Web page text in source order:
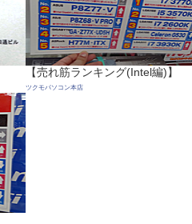
【売れ筋ランキング(Intel編)】
ツクモパソコン本店